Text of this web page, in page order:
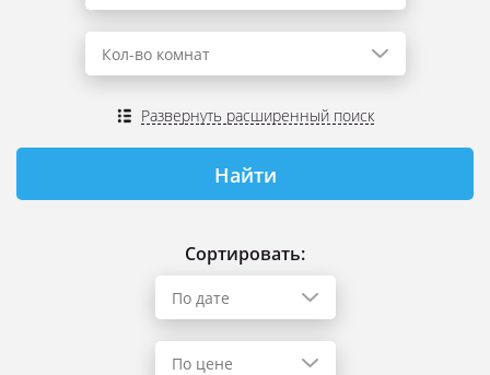
Кол-во комнат
Развернуть расширенный поиск
Сортировать:
По дате
По цене